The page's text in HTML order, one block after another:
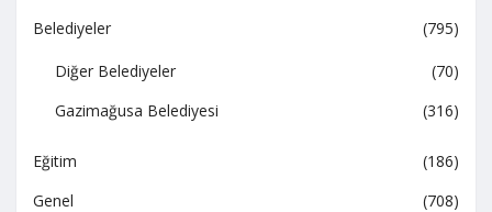
Belediyeler (795)
Diğer Belediyeler
(70)
Gazimağusa Belediyesi
(316)
Eğitim
(186)
Genel
(708)